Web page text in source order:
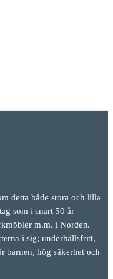
detta både stora och lilla
som i snart 50 år
m.m. i Norden.
i sig; underhållsfritt,
barnen, hög säkerhet och